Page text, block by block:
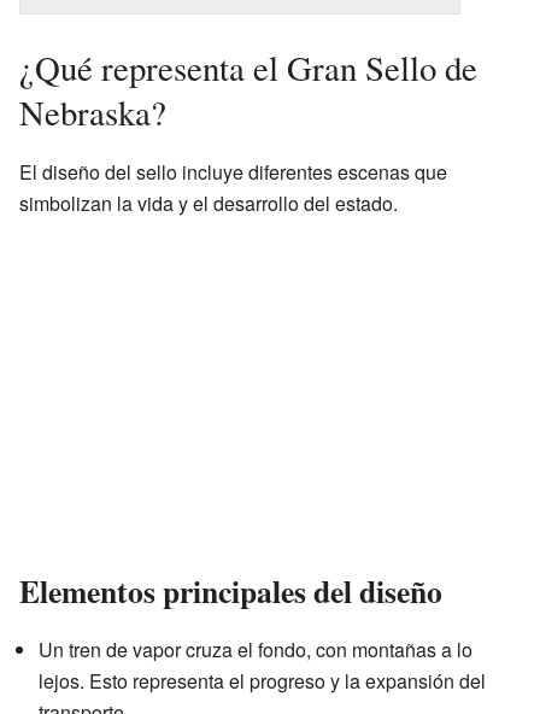
¿Qué representa el Gran Sello de
Nebraska?
El diseño del sello incluye diferentes escenas que
simbolizan la vida y el desarrollo del estado.
Elementos principales del diseño
Un tren de vapor cruza el fondo, con montañas a lo
lejos. Esto representa el progreso y la expansión del